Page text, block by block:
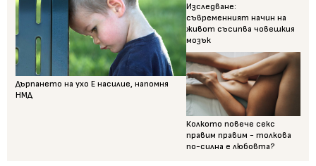
Дърпането на ухо Е насилие, напомня
НМД
Изследване:
съвременният начин на
живот съсипва човешкия
мозък
Колкото повече секс
правим правим - толкова
по-силна е любовта?